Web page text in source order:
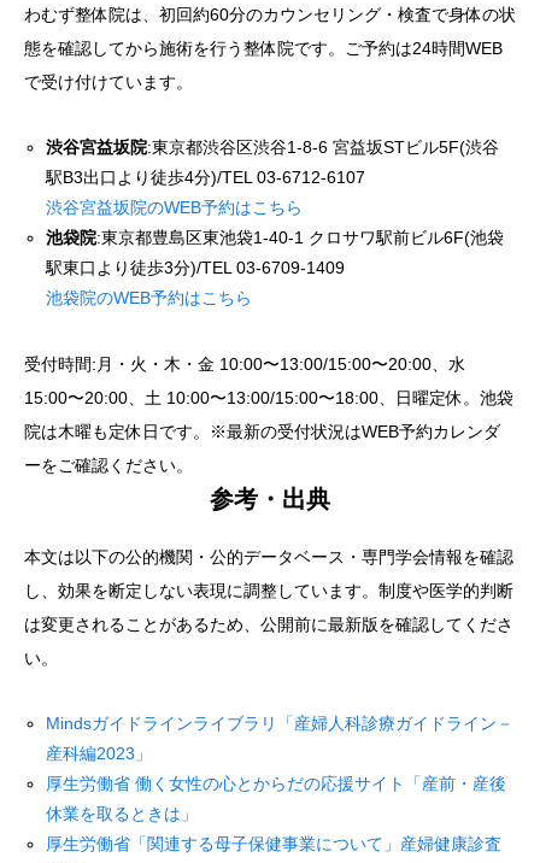
わむず整体院は、初回約60分のカウンセリング・検査で身体の状
態を確認してから施術を行う整体院です。ご予約は24時間WEB
で受け付けています。
渋谷宮益坂院:東京都渋谷区渋谷1-8-6 宮益坂STビル5F(渋谷
駅B3出口より徒歩4分)/TEL 03-6712-6107
渋谷宮益坂院のWEB予約はこちら
池袋院:東京都豊島区東池袋1-40-1 クロサワ駅前ビル6F(池袋
駅東口より徒歩3分)/TEL 03-6709-1409
池袋院のWEB予約はこちら
受付時間:月・火・木・金 10:00〜13:00/15:00〜20:00、水
15:00〜20:00、土 10:00〜13:00/15:00〜18:00、日曜定休。池袋
院は木曜も定休日です。※最新の受付状況はWEB予約カレンダ
ーをご確認ください。
参考・出典
本文は以下の公的機関・公的データベース・専門学会情報を確認
し、効果を断定しない表現に調整しています。制度や医学的判断
は変更されることがあるため、公開前に最新版を確認してくださ
い。
Mindsガイドラインライブラリ「産婦人科診療ガイドライン－
産科編2023」
厚生労働省 働く女性の心とからだの応援サイト「産前・産後
休業を取るときは」
厚生労働省「関連する母子保健事業について」産婦健康診査